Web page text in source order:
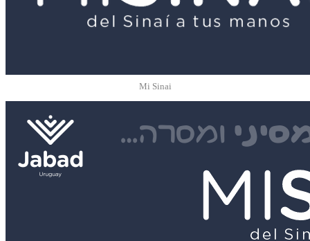
Mi Sinai